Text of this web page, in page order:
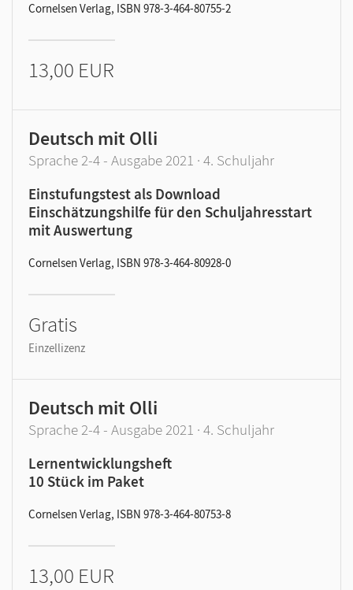
Cornelsen Verlag, ISBN 978-3-464-80755-2
13,00 EUR
Deutsch mit Olli
Sprache 2-4 - Ausgabe 2021 · 4. Schuljahr
Einstufungstest als Download
Einschätzungshilfe für den Schuljahresstart
mit Auswertung
Cornelsen Verlag, ISBN 978-3-464-80928-0
Gratis
Einzellizenz
Deutsch mit Olli
Sprache 2-4 - Ausgabe 2021 · 4. Schuljahr
Lernentwicklungsheft
10 Stück im Paket
Cornelsen Verlag, ISBN 978-3-464-80753-8
13,00 EUR